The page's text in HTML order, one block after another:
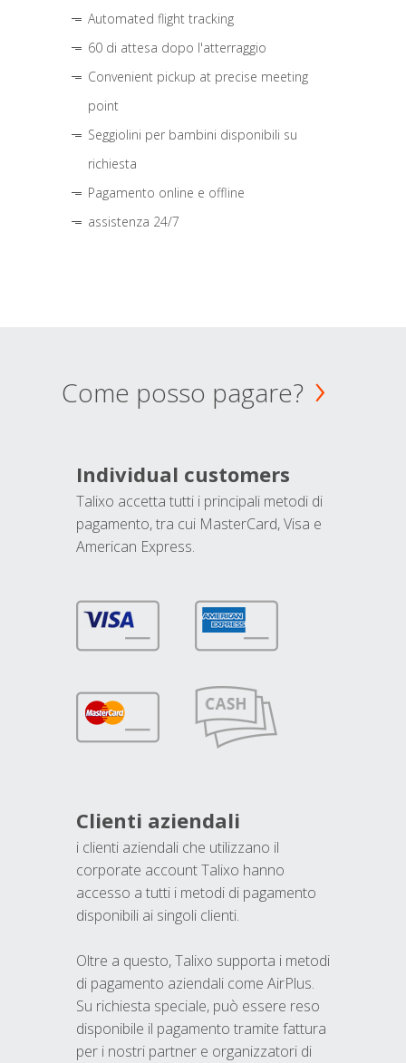
Automated flight tracking
60 di attesa dopo l'atterraggio
Convenient pickup at precise meeting
point
Seggiolini per bambini disponibili su
richiesta
Pagamento online e offline
assistenza 24/7
Come posso pagare?
Individual customers
Talixo accetta tutti i principali metodi di
pagamento, tra cui MasterCard, Visa e
American Express.
Clienti aziendali
i clienti aziendali che utilizzano il
corporate account Talixo hanno
accesso a tutti i metodi di pagamento
disponibili ai singoli clienti.
Oltre a questo, Talixo supporta i metodi
di pagamento aziendali come AirPlus.
Su richiesta speciale, può essere reso
disponibile il pagamento tramite fattura
per i nostri partner e organizzatori di